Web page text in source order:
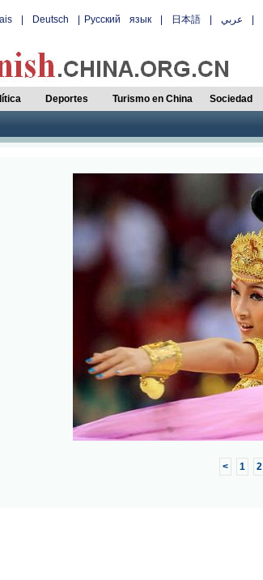
| Deutsch Русский язык| 日本語| عربي
Deportes Turismo en China Sociedad
< 1 2